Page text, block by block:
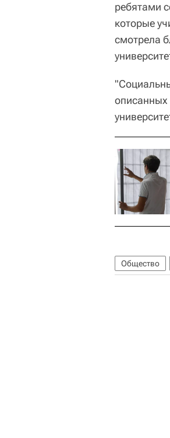
ребятами
которые
смотрела
описанных
Общество